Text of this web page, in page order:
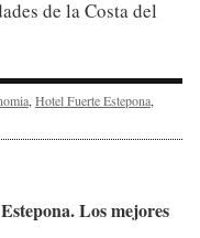
de la Costa del
, Hotel Fuerte Estepona,
Los mejores